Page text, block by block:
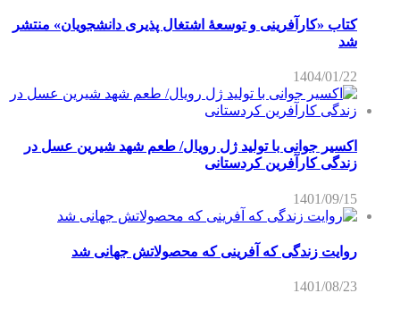
کتاب «کارآفرینی و توسعۀ اشتغال پذیری دانشجویان» منتشر
شد
1404/01/22
اکسیر جوانی با تولید ژل رویال/ طعم شهد شیرین عسل‌ در
زندگی کارآفرین کردستانی
1401/09/15
روایت زندگی که آفرینی که محصولاتش جهانی شد
1401/08/23